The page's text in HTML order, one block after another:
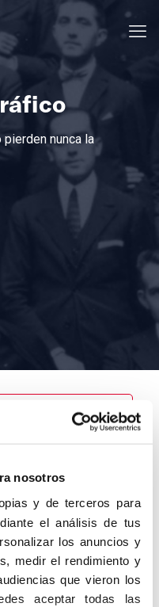
nosotros
y de terceros para
el análisis de tus
los anuncios y
medir el rendimiento y
que vieron los
aceptar todas las
nunca la
los
Fecha de
defunción